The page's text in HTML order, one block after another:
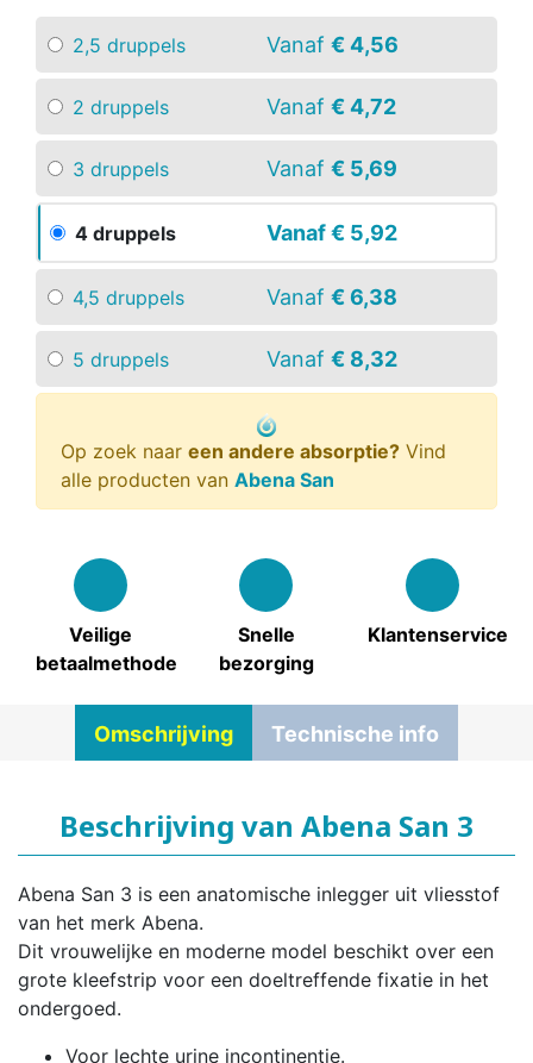
2,5 druppels Vanaf € 4,56
2 druppels Vanaf € 4,72
3 druppels Vanaf € 5,69
4 druppels Vanaf€ 5,92
4,5 druppels Vanaf € 6,38
5 druppels Vanaf € 8,32
Op zoek naar een andere absorptie? Vind
alle producten van Abena San
Veilige
betaalmethode
Snelle
bezorging
Klantenservice
Omschrijving Technische info
Beschrijving van Abena San 3
Abena San 3 is een anatomische inlegger uit vliesstof
van het merk Abena.
Dit vrouwelijke en moderne model beschikt over een
grote kleefstrip voor een doeltreffende fixatie in het
ondergoed.
Voor lechte urine incontinentie.